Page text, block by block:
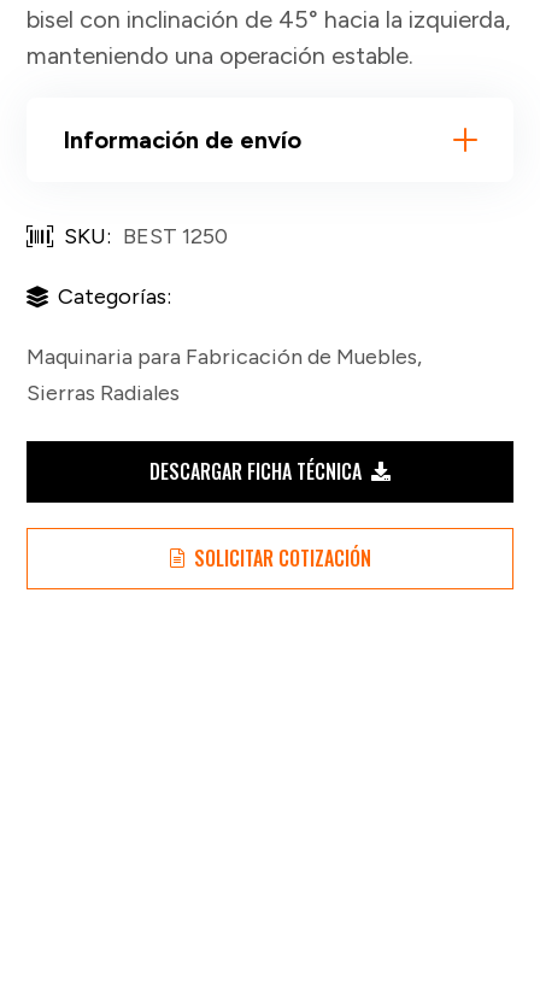
bisel con inclinación de 45° hacia la izquierda,
manteniendo una operación estable.
Información de envío
SKU: BEST 1250
Categorías:
Maquinaria para Fabricación de Muebles,
Sierras Radiales
DESCARGAR FICHA TÉCNICA
SOLICITAR COTIZACIÓN